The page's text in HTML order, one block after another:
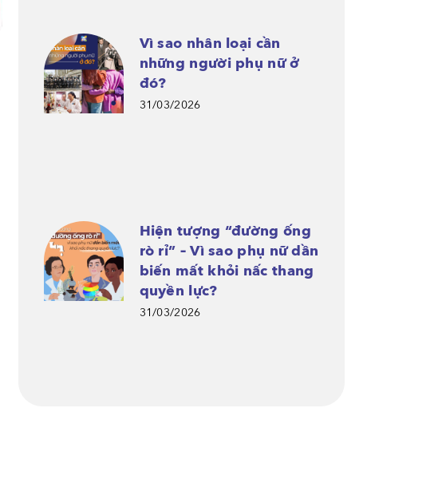
Vì sao nhân loại cần
những người phụ nữ ở
đó?
31/03/2026
Hiện tượng “đường ống
rò rỉ” – Vì sao phụ nữ dần
biến mất khỏi nấc thang
quyền lực?
31/03/2026